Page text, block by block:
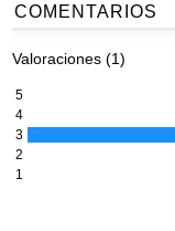
COMENTARIOS
Valoraciones (1)
5
4
3
2
1